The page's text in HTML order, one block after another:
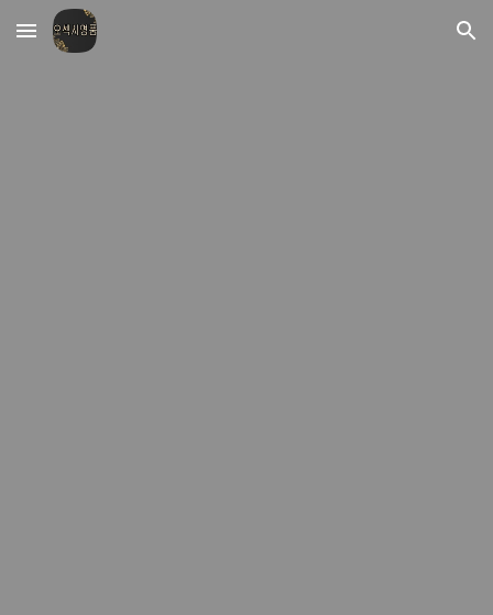
Skip to main content Skip to navigation